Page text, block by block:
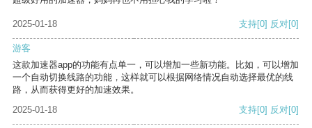
2025-01-18 支持[0] 反对[0]
游客
这款加速器app的功能有点单一，可以增加一些新功能。比如，可以增加
一个自动切换线路的功能，这样就可以根据网络情况自动选择最优的线
路，从而获得更好的加速效果。
2025-01-18
支持[0] 反对[0]